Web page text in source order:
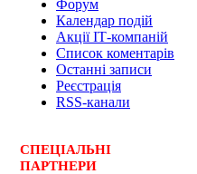
Форум
Календар подій
Акції ІТ-компаній
Список коментарів
Останні записи
Реєстрація
RSS-канали
СПЕЦІАЛЬНІ
ПАРТНЕРИ